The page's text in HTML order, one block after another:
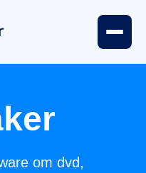
om dvd,